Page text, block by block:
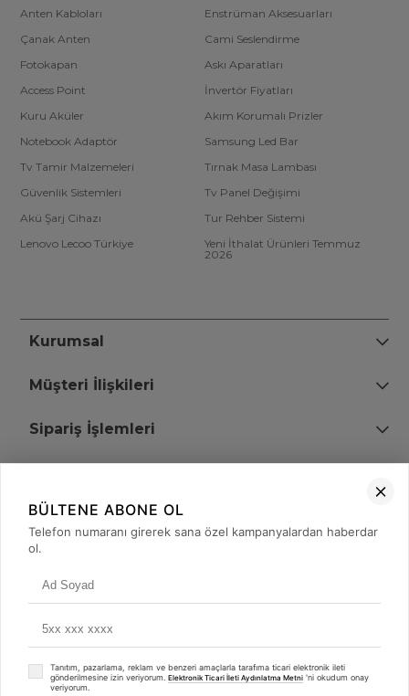
Anten Kabloları
Enstrüman Aksesuarları
Çanak Anten
Cami Seslendirme
Fotokapan
Askı Aparatları
Access Point
İnvertör Fiyatları
Kuru Aküler
Akım Korumalı Prizler
Notebook Adaptör
Samsung Led Bar
Tv Tamir Malzemeleri
Tırnak Masa Lambası
Güvenlik Sistemleri
Tv Panel Değişimi
Akü Şarj Cihazı
Tur Rehber Sistemi
Lenovo Lecoo Türkiye
Yeni İthalat Ürünleri Temmuz
2026
Kurumsal
Müşteri İlişkileri
Sipariş İşlemleri
+90 (850) 473 08 08
BÜLTENE ABONE OL
Telefon numaranı girerek sana özel kampanyalardan haberdar
ol.
Tanıtım, pazarlama, reklam ve benzeri amaçlarla tarafıma ticari elektronik ileti
gönderilmesine izin veriyorum. Elektronik Ticari İleti Aydınlatma Metni 'ni okudum onay
veriyorum.